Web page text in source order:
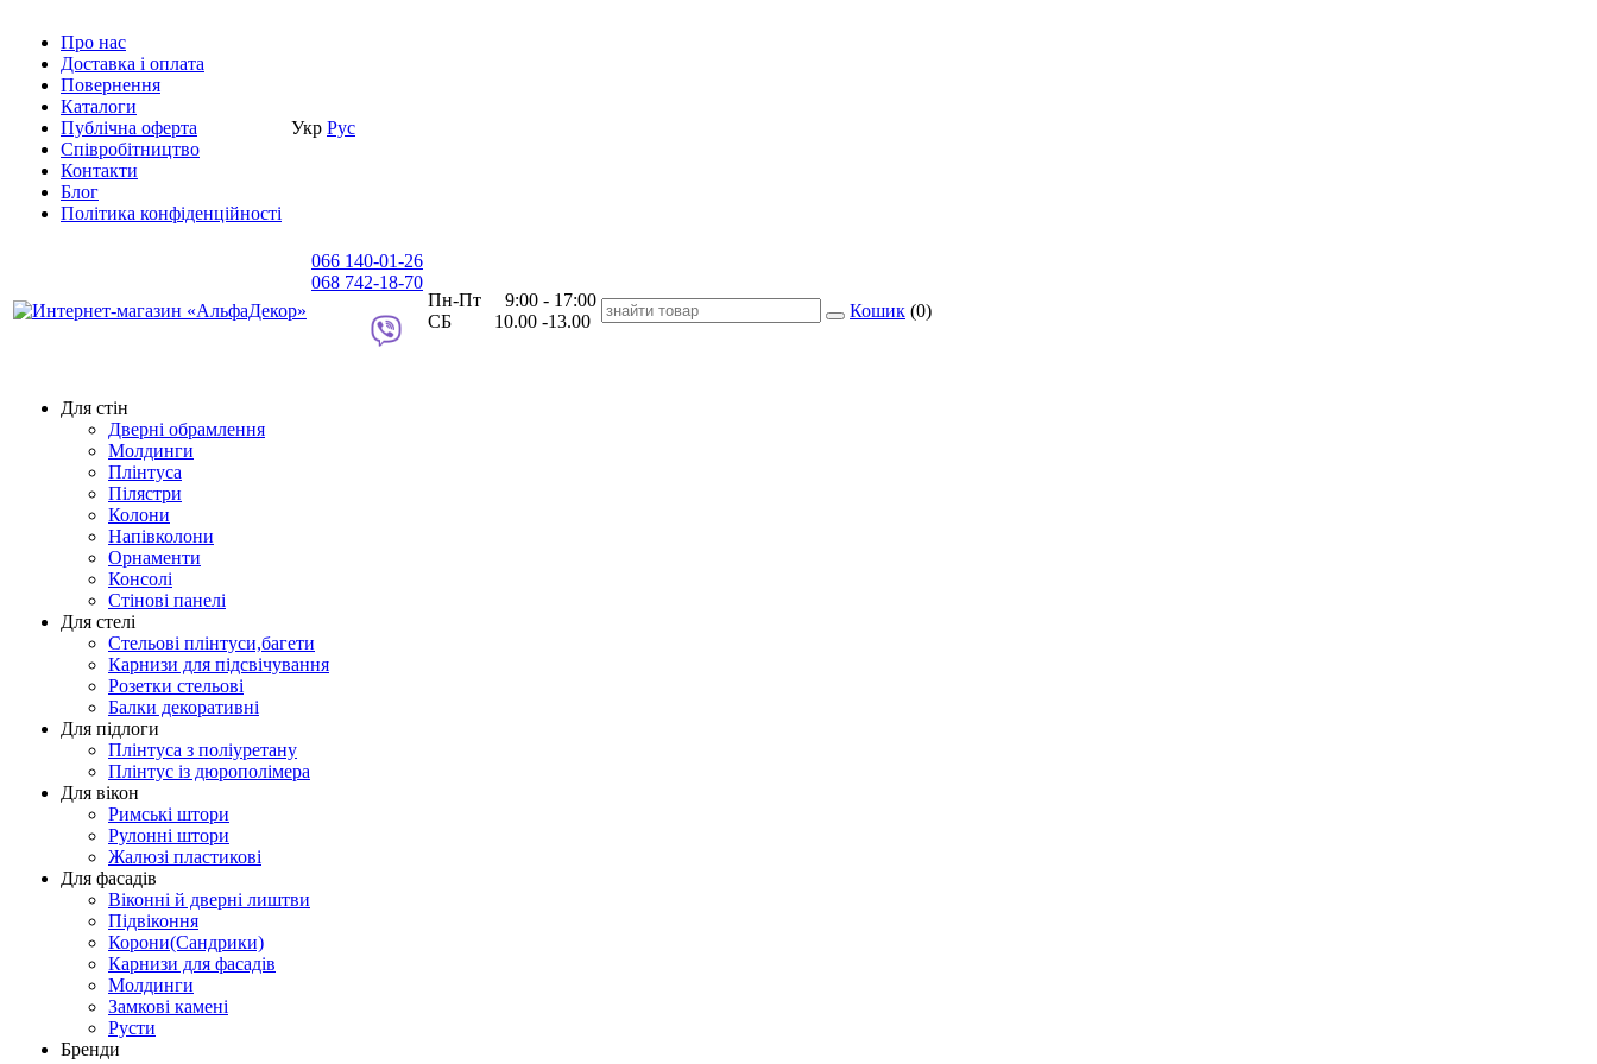
Про нас
Доставка i оплата
Повернення
Каталоги
Публічна оферта
Співробітництво
Контакти
Блог
Політика конфіденційності
Укр Рус
066 140-01-26
068 742-18-70
Пн-Пт 9:00 - 17:00
СБ 10.00 -13.00
Кошик (0)
Для стін
Дверні обрамлення
Молдинги
Плінтуса
Пілястри
Колони
Напівколони
Орнаменти
Консолі
Стінові панелі
Для стелі
Стельові плінтуси,багети
Карнизи для підсвічування
Розетки стельові
Балки декоративні
Для підлоги
Плінтуса з поліуретану
Плінтус із дюрополімера
Для вікон
Римські штори
Рулонні штори
Жалюзі пластикові
Для фасадів
Віконні й дверні лиштви
Підвіконня
Корони(Сандрики)
Карнизи для фасадів
Молдинги
Замкові камені
Русти
Бренди